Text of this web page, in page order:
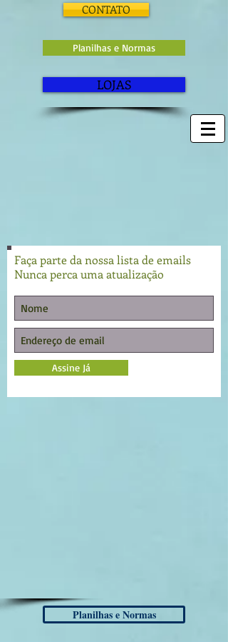
CONTATO
Planilhas e Normas
LOJAS
Faça parte da nossa lista de emails
Nunca perca uma atualização
Assine Já
Planilhas e Normas